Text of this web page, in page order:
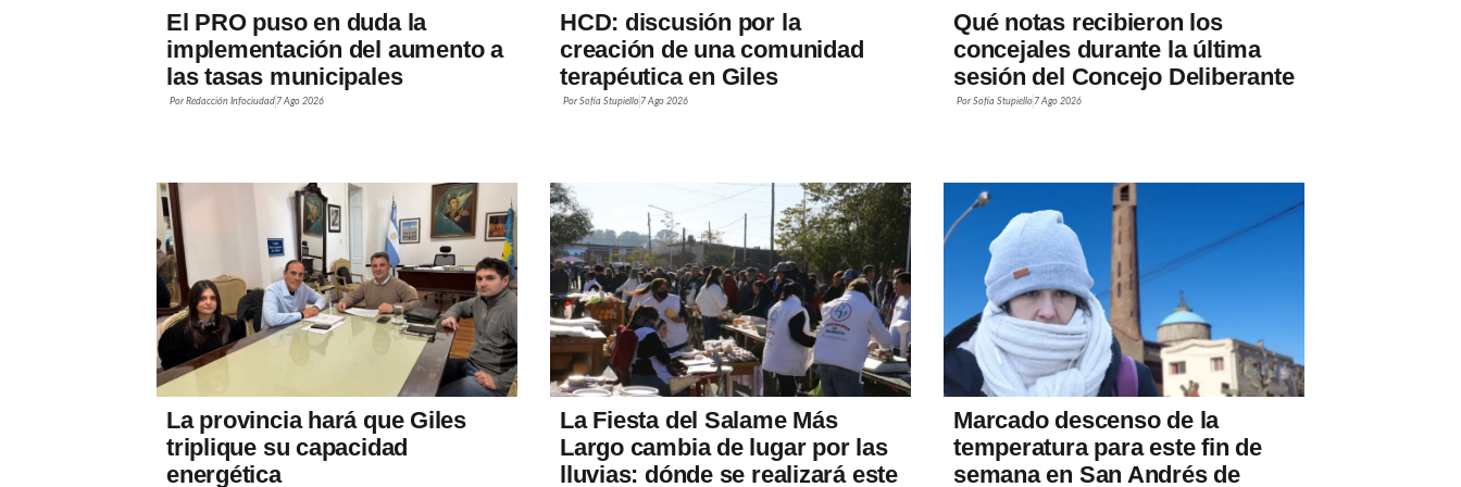
El PRO puso en duda la
implementación del aumento a
las tasas municipales
Por Redacción Infociudad 7 Ago 2026
HCD: discusión por la
creación de una comunidad
terapéutica en Giles
Por Sofía Stupiello 7 Ago 2026
Qué notas recibieron los
concejales durante la última
sesión del Concejo Deliberante
Por Sofía Stupiello 7 Ago 2026
La provincia hará que Giles
triplique su capacidad
energética
La Fiesta del Salame Más
Largo cambia de lugar por las
lluvias: dónde se realizará este
Marcado descenso de la
temperatura para este fin de
semana en San Andrés de